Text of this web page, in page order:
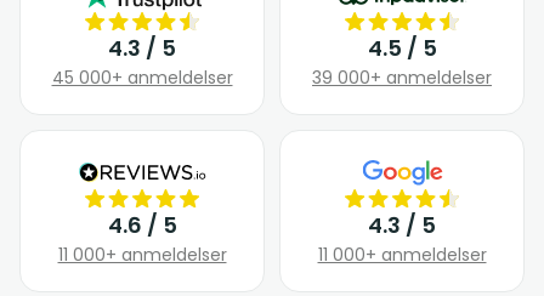
4.3 / 5
45 000+ anmeldelser
4.5 / 5
39 000+ anmeldelser
4.6 / 5
11 000+ anmeldelser
4.3 / 5
11 000+ anmeldelser